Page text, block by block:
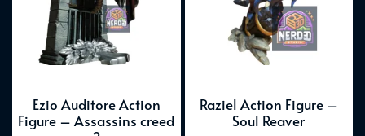
Ezio Auditore Action
Figure – Assassins creed
Raziel Action Figure –
Soul Reaver